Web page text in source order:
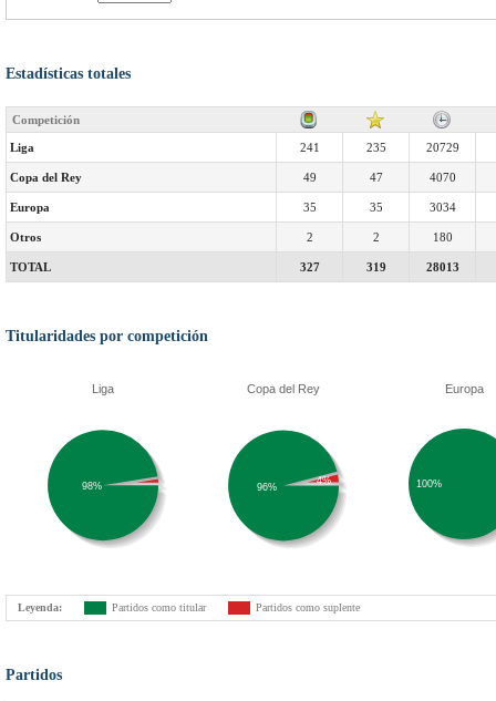
Estadísticas totales
Competición
Liga 241 235 20729
Copa del Rey 49 47 4070
Europa 35 35 3034
Otros 2 2 180
TOTAL 327 319 28013
Titularidades por competición
Liga
98%
Copa del Rey
96%
4%
Europa
100%
Leyenda: Partidos como titular Partidos como suplente
Partidos